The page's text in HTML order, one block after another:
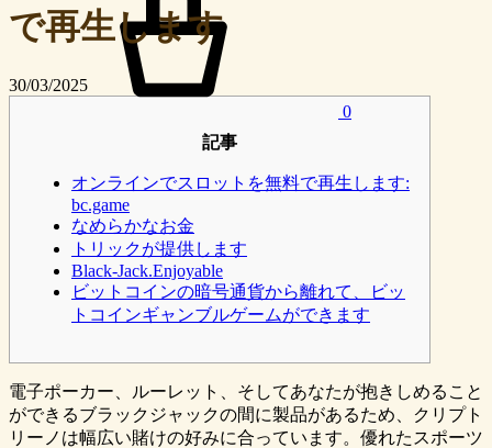
0
で再生します
30/03/2025
記事
オンラインでスロットを無料で再生します:
bc.game
なめらかなお金
トリックが提供します
Black-Jack.Enjoyable
ビットコインの暗号通貨から離れて、ビッ
トコインギャンブルゲームができます
電子ポーカー、ルーレット、そしてあなたが抱きしめること
ができるブラックジャックの間に製品があるため、クリプト
リーノは幅広い賭けの好みに合っています。優れたスポーツ